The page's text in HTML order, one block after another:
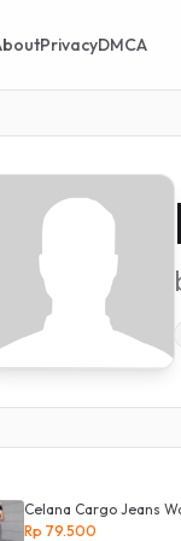
PrivacyDMCA
Celana Cargo Jeans
Rp 79.500